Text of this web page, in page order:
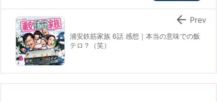
浦安鉄筋家族 6話 感想｜本当の意味での飯
テロ？（笑）
 Prev